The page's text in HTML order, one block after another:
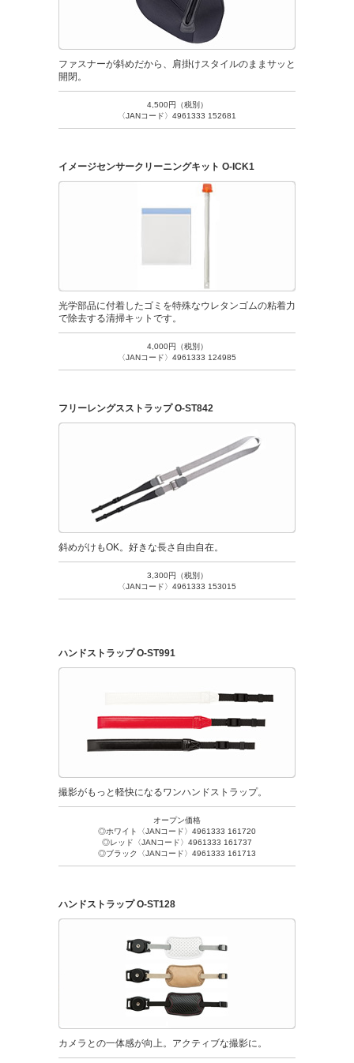
ファスナーが斜めだから、肩掛けスタイルのままサッと
開閉。
4,500円（税別）
〈JANコード〉4961333 152681
イメージセンサークリーニングキット O-ICK1
光学部品に付着したゴミを特殊なウレタンゴムの粘着力
で除去する清掃キットです。
4,000円（税別）
〈JANコード〉4961333 124985
フリーレングスストラップ O-ST842
斜めがけもOK。好きな長さ自由自在。
3,300円（税別）
〈JANコード〉4961333 153015
ハンドストラップ O-ST991
撮影がもっと軽快になるワンハンドストラップ。
オープン価格
◎ホワイト〈JANコード〉4961333 161720
◎レッド〈JANコード〉4961333 161737
◎ブラック〈JANコード〉4961333 161713
ハンドストラップ O-ST128
カメラとの一体感が向上。アクティブな撮影に。